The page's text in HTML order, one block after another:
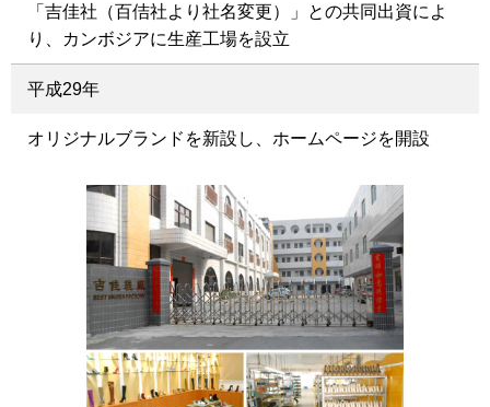
「吉佳社（百佶社より社名変更）」との共同出資によ
り、カンボジアに生産工場を設立
平成29年
オリジナルブランドを新設し、ホームページを開設